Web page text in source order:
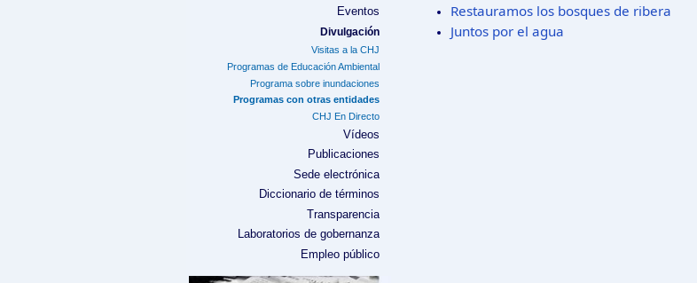
Eventos
Divulgación
Visitas a la CHJ
Programas de Educación Ambiental
Programa sobre inundaciones
Programas con otras entidades
CHJ En Directo
Vídeos
Publicaciones
Sede electrónica
Diccionario de términos
Transparencia
Laboratorios de gobernanza
Empleo público
Restauramos los bosques de ribera
Juntos por el agua